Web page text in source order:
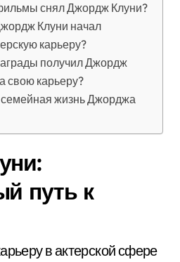
снял Джордж Клуни?
Клуни начал
карьеру?
получил Джордж
свою карьеру?
семейная жизнь Джорджа
путь к
в актерской сфере